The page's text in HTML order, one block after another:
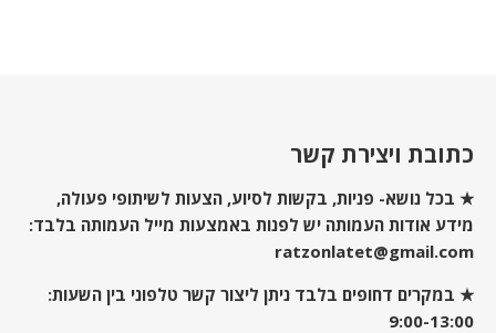
כתובת ויצירת קשר
★ בכל נושא- פניות, בקשות לסיוע, הצעות לשיתופי פעולה,
מידע אודות העמותה יש לפנות באמצעות מייל העמותה בלבד:
ratzonlatet@gmail.com
★ במקרים דחופים בלבד ניתן ליצור קשר טלפוני בין השעות:
9:00-13:00